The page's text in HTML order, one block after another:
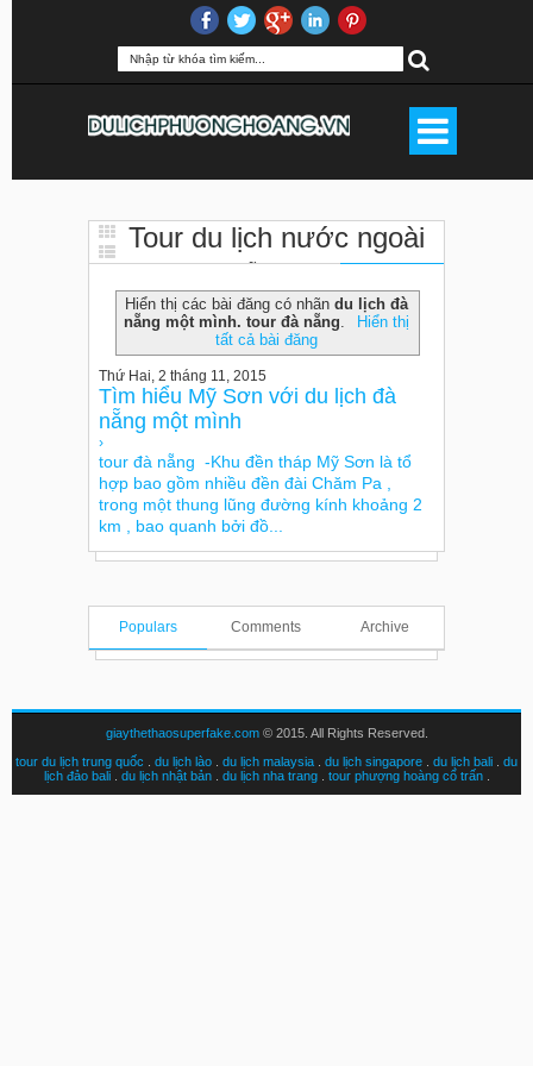
Tour du lịch nước ngoài
đà nẵng
Hiển thị các bài đăng có nhãn du lịch đà
nẵng một mình. tour đà nẵng
Hiển thị
tất cả bài đăng
Thứ Hai, 2 tháng 11, 2015
Tìm hiểu Mỹ Sơn với du lịch đà
nẵng một mình
›
tour đà nẵng -Khu đền tháp Mỹ Sơn là tổ
hợp bao gồm nhiều đền đài Chăm Pa ,
trong một thung lũng đường kính khoảng 2
km , bao quanh bởi đồ...
Populars Comments Archive
giaythethaosuperfake.com© 2015. All Rights Reserved.
tour du lịch trung quốc
du lịch lào du lịch malaysia du lịch singapore du lịch bali
du
lịch đảo bali. du lịch nhật bản. du lịch nha trang. tour phượng hoàng cổ trấn.